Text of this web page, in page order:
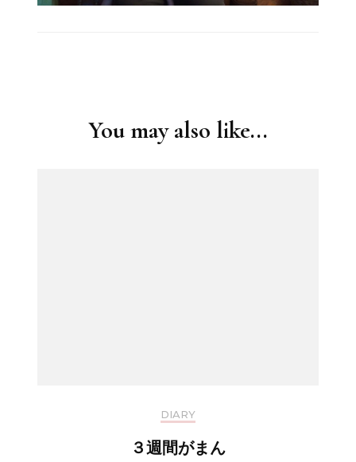
You may also like...
DIARY
３週間がまん